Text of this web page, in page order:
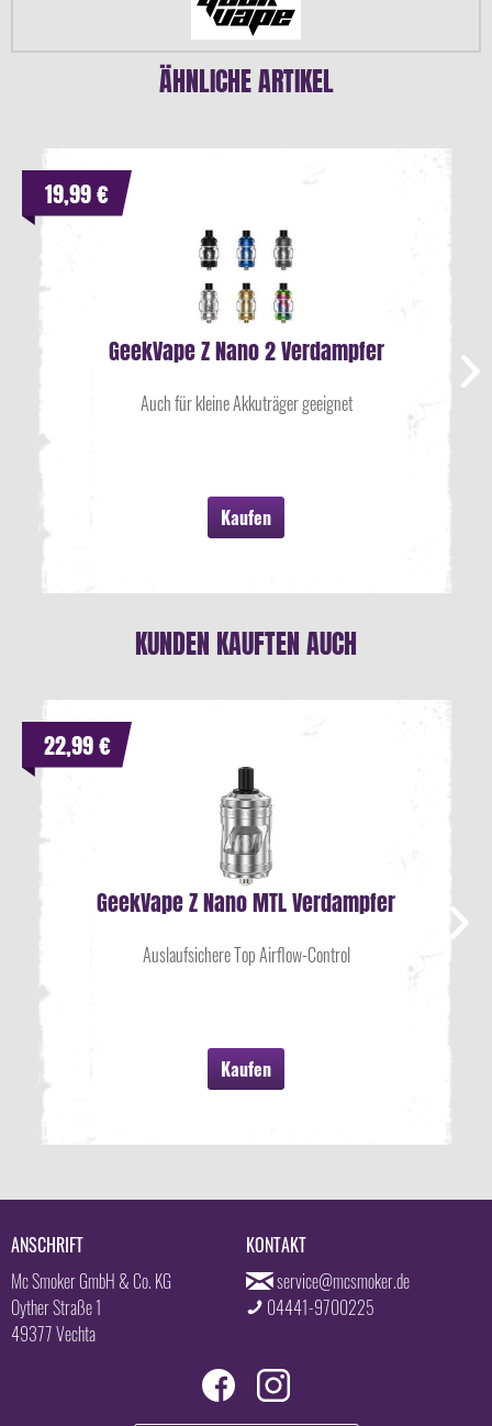
ÄHNLICHE ARTIKEL
GeekVape Z Nano 2 Verdampfer
Auch für kleine Akkuträger geeignet
Kaufen
19,99 €
KUNDEN KAUFTEN AUCH
GeekVape Z Nano MTL Verdampfer
Auslaufsichere Top Airflow-Control
Kaufen
22,99 €
ANSCHRIFT
Mc Smoker GmbH & Co. KG
Oyther Straße 1
49377 Vechta
KONTAKT
service@mcsmoker.de
04441-9700225